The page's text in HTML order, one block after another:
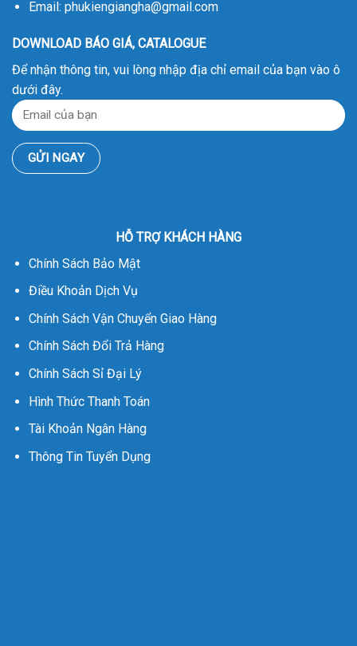
Email: phukiengiangha@gmail.com
DOWNLOAD BÁO GIÁ, CATALOGUE
Để nhận thông tin, vui lòng nhập địa chỉ email của bạn vào ô
dưới đây.
HỖ TRỢ KHÁCH HÀNG
Chính Sách Bảo Mật
Điều Khoản Dịch Vụ
Chính Sách Vận Chuyển Giao Hàng
Chính Sách Đổi Trả Hàng
Chính Sách Sỉ Đại Lý
Hình Thức Thanh Toán
Tài Khoản Ngân Hàng
Thông Tin Tuyển Dụng